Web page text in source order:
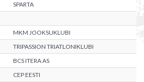
SPARTA
MKM JOOKSUKLUBI
TRIPASSION TRIATLONIKLUBI
BCS ITERA AS
CEP EESTI